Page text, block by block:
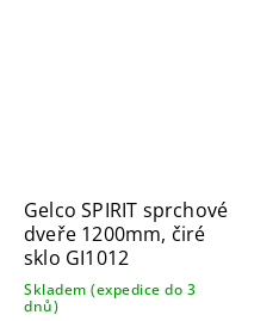
Gelco SPIRIT sprchové
dveře 1200mm, čiré
sklo GI1012
Skladem (expedice do 3
dnů)